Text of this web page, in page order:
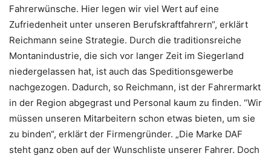
Fahrerwünsche. Hier legen wir viel Wert auf eine
Zufriedenheit unter unseren Berufskraftfahrern“, erklärt
Reichmann seine Strategie. Durch die traditionsreiche
Montanindustrie, die sich vor langer Zeit im Siegerland
niedergelassen hat, ist auch das Speditionsgewerbe
nachgezogen. Dadurch, so Reichmann, ist der Fahrermarkt
in der Region abgegrast und Personal kaum zu finden. “Wir
müssen unseren Mitarbeitern schon etwas bieten, um sie
zu binden“, erklärt der Firmengründer. „Die Marke DAF
steht ganz oben auf der Wunschliste unserer Fahrer. Doch